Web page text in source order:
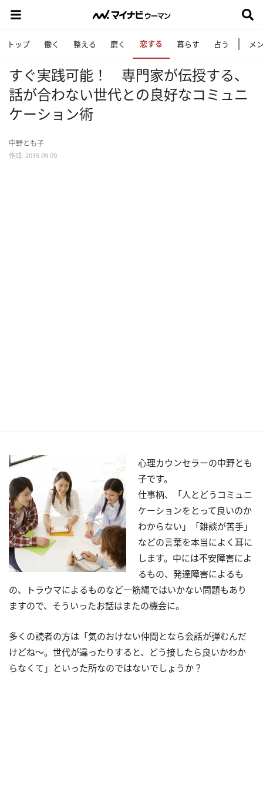
トップ 働く 整える 磨く 恋する 暮らす 占う メ
すぐ実践可能！ 専門家が伝授する、
話が合わない世代との良好なコミュニ
ケーション術
中野とも子
作成: 2015.09.09
心理カウンセラーの中野とも
子です。
仕事柄、「人とどうコミュニ
ケーションをとって良いのか
わからない」「雑談が苦手」
などの言葉を本当によく耳に
します。中には不安障害によ
るもの、発達障害によるも
の、トラウマによるものなど一筋縄ではいかない問題もあり
ますので、そういったお話はまたの機会に。
多くの読者の方は「気のおけない仲間となら会話が弾むんだ
けどね～。世代が違ったりすると、どう接したら良いかわか
らなくて」といった所なのではないでしょうか？